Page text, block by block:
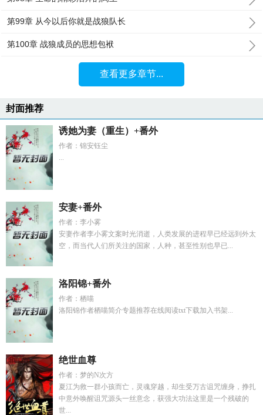
第99章 从今以后你就是战狼队长
第100章 战狼成员的思想包袱
查看更多章节...
封面推荐
诱她为妻（重生）+番外
作者：锦安钰尘
...
安妻+番外
作者：李小雾
安妻作者李小雾文案时光消逝，人类发展的进程早已经远到外太
空，而当代人们所关注的国家，人种，甚至性别也早已...
洛阳锦+番外
作者：栖喵
洛阳锦作者栖喵简介专题推荐在线阅读txt下载加入书架...
绝世血尊
作者：梦的N次方
夏江为救一群小孩而亡，灵魂穿越，却生受万古诅咒缠身，挣扎
中意外唤醒诅咒源头一丝意念，获强大功法这里是一个残破的
世...